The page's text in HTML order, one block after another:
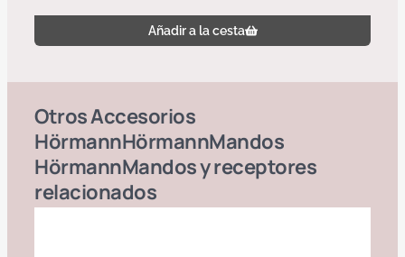
Añadir a la cesta
OtrosAccesorios
HörmannHörmannMandos
HörmannMandos y receptores
relacionados